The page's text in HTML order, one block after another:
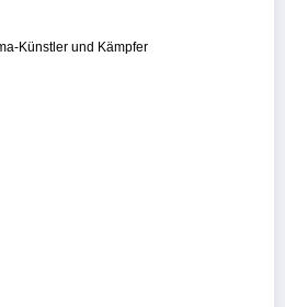
Künstler und Kämpfer